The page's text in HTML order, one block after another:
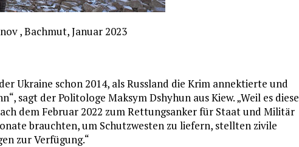
, Bachmut, Januar 2023
Ukraine schon 2014, als Russland die Krim annektierte und
sagt der Politologe Maksym Dshyhun aus Kiew. „Weil es diese
dem Februar 2022 zum Rettungs­anker für Staat und Militär
brauchten, um Schutzwesten zu liefern, stellten zivile
zur Verfügung.“